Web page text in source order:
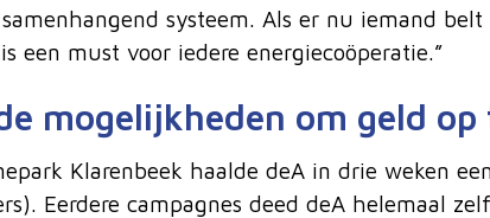
systeem. Als er nu iemand
een must voor iedere energiecoöperatie.”
mogelijkheden om geld op
Klarenbeek haalde deA in drie weken
Eerdere campagnes deed deA helemaal